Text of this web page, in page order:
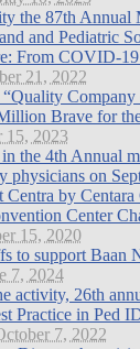
the 87th Annual
and Pediatric
From COVID-
21, 2022
Company
Brave for
15, 2023
the 4th Annual
physicians on
Centra by
Center
15, 2020
to support Baan
7, 2024
activity, 26th
Practice in Ped
7, 2022